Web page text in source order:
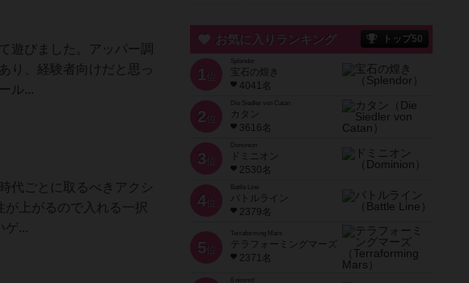
遊びました。アッパー調
り、経験者向けだと思っ
ル...
代ごとに取るべきアクシ
が上がるので入れる一択
ゲ...
お気に入りランキング トップ50
1 位
宝石の煌き
4041名
2 位
Die Siedler von Catan
カタン
3616名
3 位
ドミニオン
2530名
4位
Battle Line
バトルライン
2379名
5 位
Terraforming Mars
テラフォーミングマーズ
2371名